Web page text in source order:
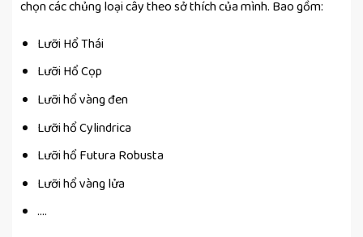
chọn các chủng loại cây theo sở thích của mình. Bao gồm:
Lưỡi Hổ Thái
Lưỡi Hổ Cọp
Lưỡi hổ vàng đen
Lưỡi hổ Cylindrica
Lưỡi hổ Futura Robusta
Lưỡi hổ vàng lửa
….